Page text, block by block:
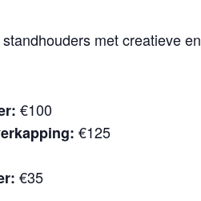
met creatieve
€100
€125
€35